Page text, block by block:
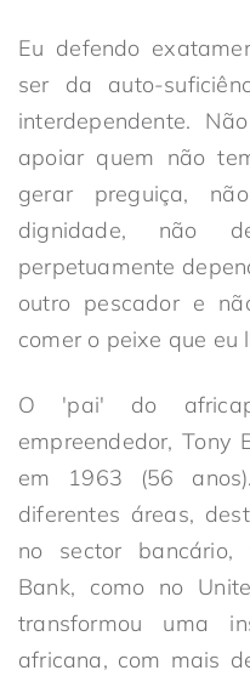
Eu defendo
ser da auto-
interdependente.
apoiar quem não
gerar preguiça,
dignidade, não
perpetuamente
outro pescador e
comer o peixe que eu
O 'pai' do
empreendedor, Tony
em 1963 (56
diferentes áreas,
no sector
Bank, como no
transformou uma
africana, com mais